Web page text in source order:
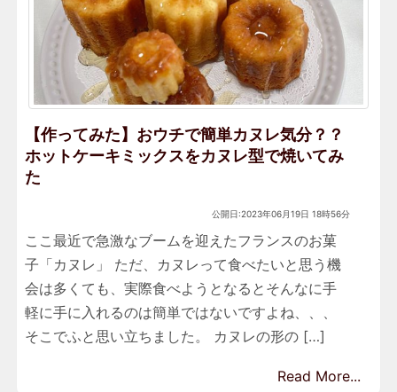
【作ってみた】おウチで簡単カヌレ気分？？
ホットケーキミックスをカヌレ型で焼いてみ
た
公開日:2023年06月19日 18時56分
ここ最近で急激なブームを迎えたフランスのお菓
子「カヌレ」 ただ、カヌレって食べたいと思う機
会は多くても、実際食べようとなるとそんなに手
軽に手に入れるのは簡単ではないですよね、、、
そこでふと思い立ちました。 カヌレの形の […]
Read More...